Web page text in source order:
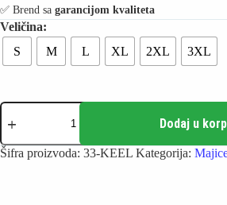
✅️ Brend sa garancijom kvaliteta
S M L XL 2XL 3XL
Keel
Mornarska
količina
Dodaj u
Šifra proizvoda: 33-KEEL Kategorija: